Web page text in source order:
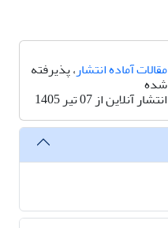
مقالات آماده انتشار، پذیرفته
شده
انتشار آنلاین از 07 تیر 1405